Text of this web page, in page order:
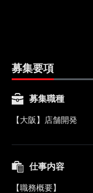
募集要項
募集職種
【大阪】店舗開発
仕事内容
【職務概要】